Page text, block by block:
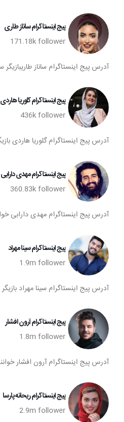
پیج اینستاگرام ساناز طاری
171.18kfollower
پیج اینستاگرام گلوریا هاردی
436kfollower
پیج اینستاگرام مهدی دارابی
360.83kfollower
پیج اینستاگرام سینا مهراد
1.9m follower
پیج اینستاگرام آرون افشار
1.8m follower
پیج اینستاگرام ریحانه پارسا
2.9m follower